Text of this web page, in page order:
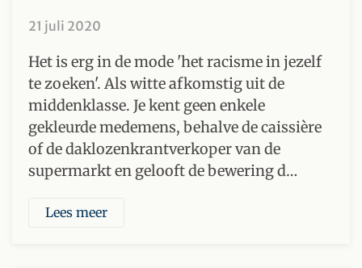
21 juli 2020
Het is erg in de mode 'het racisme in jezelf
te zoeken'. Als witte afkomstig uit de
middenklasse. Je kent geen enkele
gekleurde medemens, behalve de caissière
of de daklozenkrantverkoper van de
supermarkt en gelooft de bewering d…
Lees meer